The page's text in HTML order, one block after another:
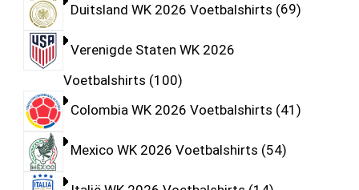
Duitsland WK 2026 Voetbalshirts 69
Verenigde Staten WK 2026
Voetbalshirts 100
Colombia WK 2026 Voetbalshirts 41
Mexico WK 2026 Voetbalshirts 54